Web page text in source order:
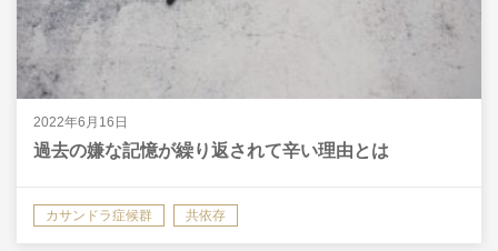
2022年6月16日
過去の嫌な記憶が繰り返されて辛い理由とは
カサンドラ症候群 共依存